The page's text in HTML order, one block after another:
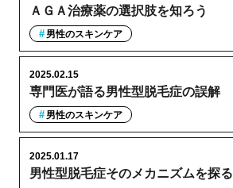
ＡＧＡ治療薬の選択肢を知ろう
男性のスキンケア
専門医が語る男性型脱毛症の誤解
2025.02.15
男性のスキンケア
男性型脱毛症そのメカニズムを探る
2025.01.17